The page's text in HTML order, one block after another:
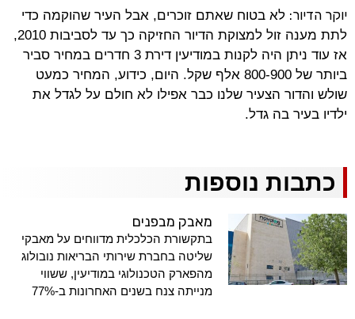
יוקר הדיור:לא בטוח שאתם זוכרים, אבל העיר שהוקמה כדי
לתת מענה זול למצוקת הדיור החזיקה כך עד לסביבות 2010,
אז עוד ניתן היה לקנות במודיעין דירת 3 חדרים במחיר סביר
ביותר של 800-900 אלף שקל. היום, כידוע, המחיר כמעט
שולש והדור הצעיר שלנו כבר אפילו לא חולם על לגדל את
ילדיו בעיר בה גדל.
כתבות נוספות
מאבק מבפנים
בתקשורת הכלכלית מדווחים על מאבקי
שליטה בחברת שירותי הבריאות נובולוג
מהפארק הטכנולוגי במודיעין, ששווי
מנייתה צנח בשנים האחרונות ב-77%